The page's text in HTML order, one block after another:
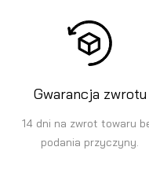
Gwarancja zwrotu
14 dni na zwrot towaru
podania przyczyny.